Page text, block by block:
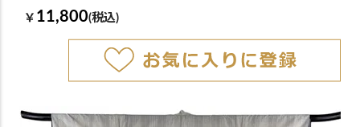
￥ 11,800(税込)